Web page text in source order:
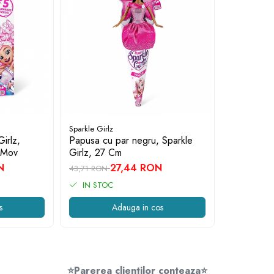
Sparkle Girlz
Papusa cu par negru, Sparkle
Girlz, 27 Cm
43,71 RON27,44 RON
IN STOC
Adauga in cos
⭐Parerea clientilor conteaza⭐